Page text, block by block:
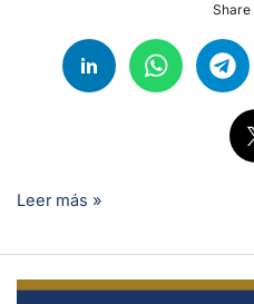
Share
Leer más »
¿Es